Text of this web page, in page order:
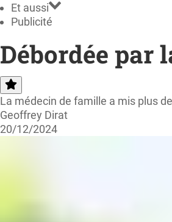
Et aussi
Publicité
Débordée par
La médecin de famille a mis plus
Geoffrey Dirat
20/12/2024